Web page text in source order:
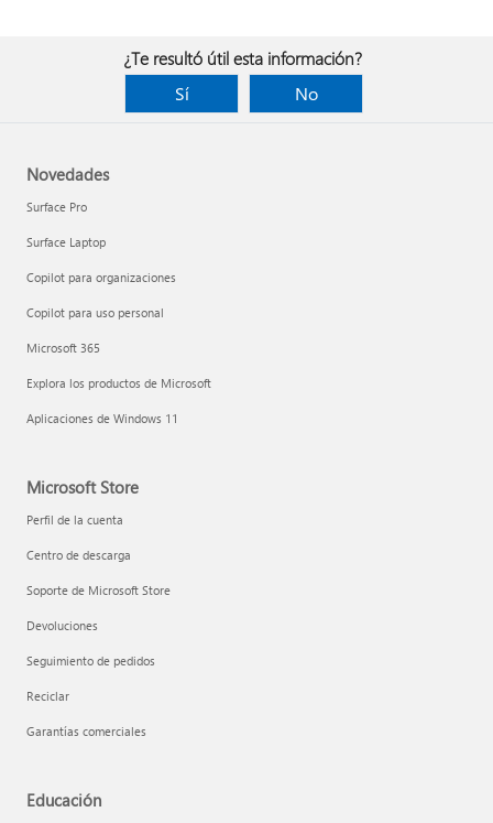
¿Te resultó útil esta información?
Sí
No
Novedades
Surface Pro
Surface Laptop
Copilot para organizaciones
Copilot para uso personal
Microsoft 365
Explora los productos de Microsoft
Aplicaciones de Windows 11
Microsoft Store
Perfil de la cuenta
Centro de descarga
Soporte de Microsoft Store
Devoluciones
Seguimiento de pedidos
Reciclar
Garantías comerciales
Educación